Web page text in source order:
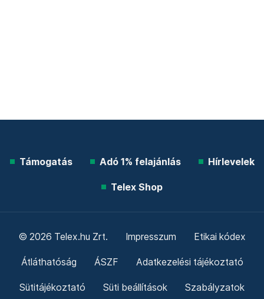
Támogatás Adó 1% felajánlás Hírlevelek
Telex Shop
© 2026 Telex.hu Zrt. Impresszum Etikai kódex
Átláthatóság ÁSZF Adatkezelési tájékoztató
Sütitájékoztató Süti beállítások Szabályzatok